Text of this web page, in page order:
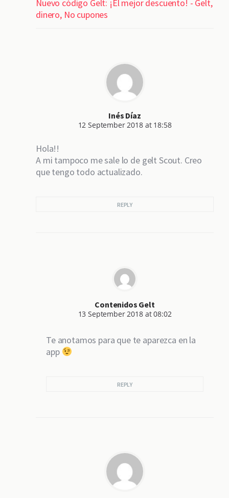
Nuevo código Gelt: ¡El mejor descuento! - Gelt,
dinero, No cupones
Inés Díaz
12 September 2018 at 18:58
Hola!!
A mi tampoco me sale lo de gelt Scout. Creo
que tengo todo actualizado.
REPLY
Contenidos Gelt
13 September 2018 at 08:02
Te anotamos para que te aparezca en la
app
REPLY